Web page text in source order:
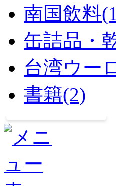
南国飲料
缶詰品・
台湾ウー
書籍(2)